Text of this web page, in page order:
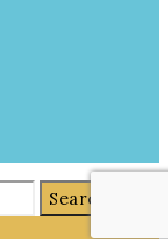
Search